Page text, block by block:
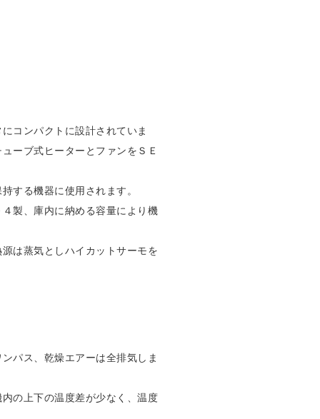
コンパクトに設計されていま
ーブ式ヒーターとファンをＳＥ
する機器に使用されます。
製、庫内に納める容量により機
は蒸気としハイカットサーモを
パス、乾燥エアーは全排気しま
の上下の温度差が少なく、温度